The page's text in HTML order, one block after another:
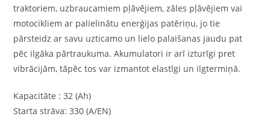
traktoriem, uzbraucamiem pļāvējiem, zāles pļāvējiem vai
motocikliem ar palielinātu enerģijas patēriņu, jo tie
pārsteidz ar savu uzticamo un lielo palaišanas jaudu pat
pēc ilgāka pārtraukuma. Akumulatori ir arī izturīgi pret
vibrācijām, tāpēc tos var izmantot elastīgi un ilgtermiņā.
Kapacitāte : 32 (Ah)
Starta strāva: 330 (A/EN)